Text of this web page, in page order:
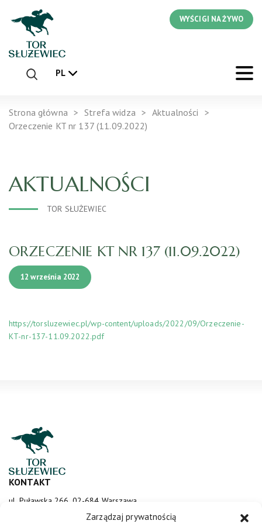
Zarządzaj prywatnością
WYŚCIGI NA ŻYWO
PL
Strona główna Strefa widza
Aktualności
Orzeczenie KT nr 137 (11.09.2022)
AKTUALNOŚCI
TOR SŁUŻEWIEC
ORZECZENIE KT NR 137 (11.09.2022)
12 września 2022
https://torsluzewiec.pl/wp-content/uploads/2022/09/Orzeczenie-
KT-nr-137-11.09.2022.pdf
KONTAKT
ul. Puławska 266, 02-684 Warszawa
sluzewiec@totalizator.pl